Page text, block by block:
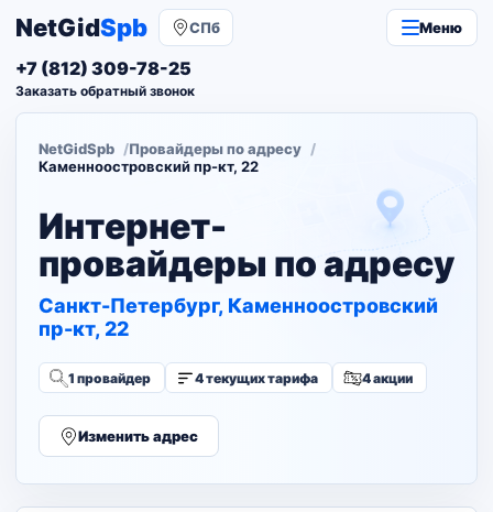
NetGidSpb СПб Меню
+7 (812) 309-78-25
Заказать обратный звонок
NetGidSpb
Провайдеры по адресу
Каменноостровский пр-кт, 22
Интернет-
провайдеры по адресу
Санкт-Петербург, Каменноостровский
пр-кт, 22
1 провайдер 4 текущих тарифа 4 акции
Изменить адрес